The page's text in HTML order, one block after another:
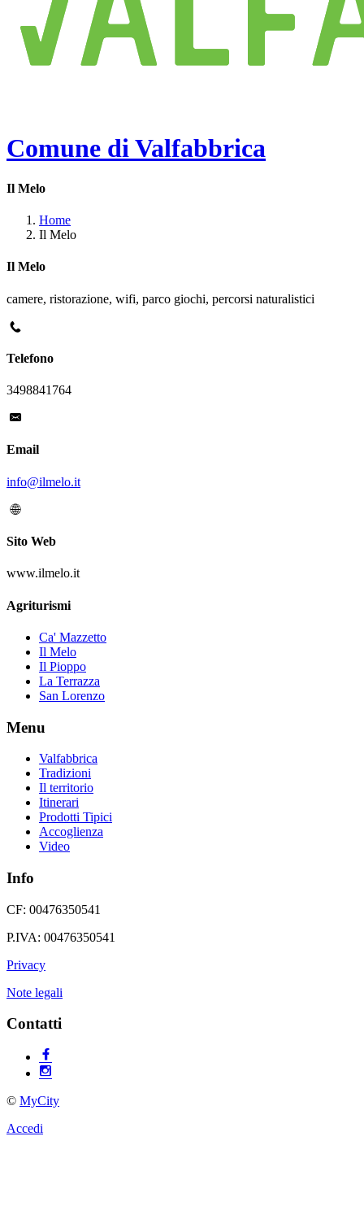
Comune di Valfabbrica
Il Melo
Home
Il Melo
Il Melo
camere, ristorazione, wifi, parco giochi, percorsi naturalistici
Telefono
3498841764
Email
info@ilmelo.it
Sito Web
www.ilmelo.it
Agriturismi
Ca' Mazzetto
Il Melo
Il Pioppo
La Terrazza
San Lorenzo
Menu
Valfabbrica
Tradizioni
Il territorio
Itinerari
Prodotti Tipici
Accoglienza
Video
Info
CF: 00476350541
P.IVA: 00476350541
Privacy
Note legali
Contatti
© MyCity
Accedi